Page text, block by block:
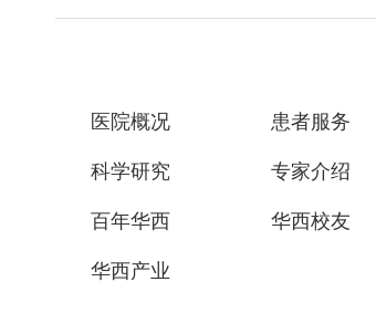
医院概况 患者服务
科学研究 专家介绍
百年华西 华西校友
华西产业